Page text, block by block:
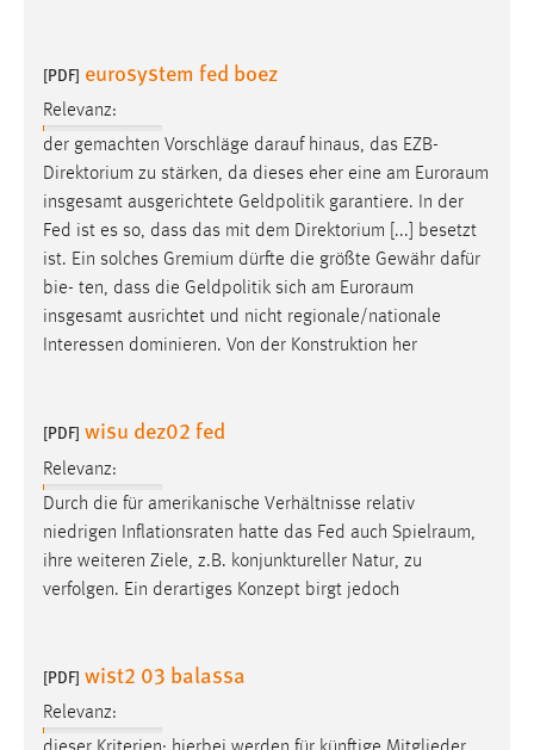
[PDF] eurosystem fed boez
Relevanz:
der gemachten Vorschläge darauf hinaus, das EZB-
Direktorium zu stärken, da dieses eher eine am Euroraum
insgesamt ausgerichtete Geldpolitik garantiere. In der
Fed ist es so, dass das mit dem Direktorium [...] besetzt
ist. Ein solches Gremium dürfte die größte Gewähr dafür
bie- ten, dass die Geldpolitik sich am Euroraum
insgesamt ausrichtet und nicht regionale/nationale
Interessen dominieren. Von der Konstruktion her
[PDF] wisu dez02 fed
Relevanz:
Durch die für amerikanische Verhältnisse relativ
niedrigen Inflationsraten hatte das Fed auch Spielraum,
ihre weiteren Ziele, z.B. konjunktureller Natur, zu
verfolgen. Ein derartiges Konzept birgt jedoch
[PDF] wist2 03 balassa
Relevanz:
Name:
Anbieter:
Google Ireland Limited
Zweck:
Conversion-Tracking
Cookie Laufzeit:
3 Monate
Name:
Anbieter:
Facebook
Zweck:
Conversion-Tracking
3 Monate